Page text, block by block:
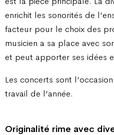
enrichit les sonorités de
facteur pour le choix des
musicien a sa place avec
et peut apporter ses idées
Les concerts sont
travail de l’année.
Originalité rime avec